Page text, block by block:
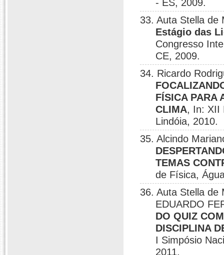
- ES, 2009.
33. Auta Stella
Estágio das
Congresso
CE, 2009.
34. Ricardo
FÍSICA PARA
CLIMA, In: XII
Lindóia, 2010.
35. Alcindo
TEMAS
de Física,
36. Auta Stella de
EDUARDO
DO QUIZ
DISCIPLINA
I Simpósio
2011.